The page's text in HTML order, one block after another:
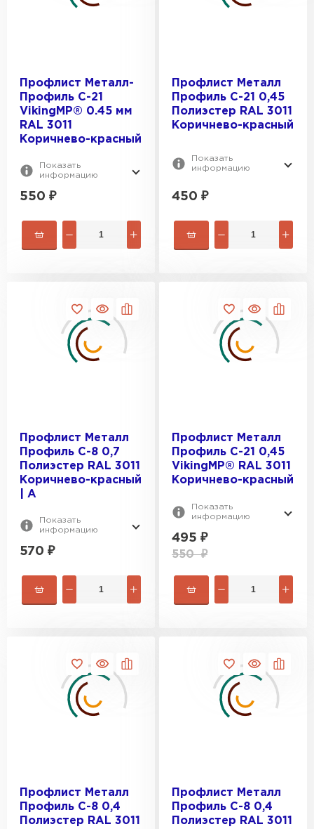
Профлист Металл-
Профиль С-21
VikingMP® 0.45 мм
RAL 3011
Коричнево-красный
Показать
информацию
550 ₽
Профлист Металл
Профиль С-21 0,45
Полиэстер RAL 3011
Коричнево-красный
Показать
информацию
450 ₽
Профлист Металл
Профиль С-8 0,7
Полиэстер RAL 3011
Коричнево-красный
| A
Показать
информацию
570 ₽
Профлист Металл
Профиль С-21 0,45
VikingMP® RAL 3011
Коричнево-красный
Показать
информацию
495 ₽
550₽
Профлист Металл
Профиль С-8 0,4
Полиэстер RAL 3011
Профлист Металл
Профиль С-8 0,4
Полиэстер RAL 3011
ПЕРЕЙТИ